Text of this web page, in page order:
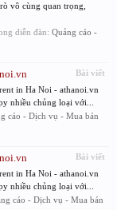
vô cùng quan trọng,
diễn đàn: Quảng cáo -
Bài viết
in Ha Noi - athanoi.vn
nhiều chủng loại với...
cáo - Dịch vụ - Mua bán
Bài viết
in Ha Noi - athanoi.vn
nhiều chủng loại với...
cáo - Dịch vụ - Mua bán